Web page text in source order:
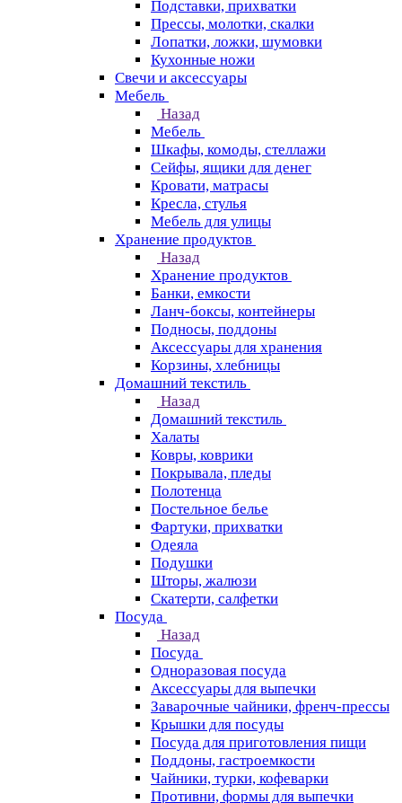
Подставки, прихватки
Прессы, молотки, скалки
Лопатки, ложки, шумовки
Кухонные ножи
Свечи и аксессуары
Мебель
Назад
Мебель
Шкафы, комоды, стеллажи
Сейфы, ящики для денег
Кровати, матрасы
Кресла, стулья
Мебель для улицы
Хранение продуктов
Назад
Хранение продуктов
Банки, емкости
Ланч-боксы, контейнеры
Подносы, поддоны
Аксессуары для хранения
Корзины, хлебницы
Домашний текстиль
Назад
Домашний текстиль
Халаты
Ковры, коврики
Покрывала, пледы
Полотенца
Постельное белье
Фартуки, прихватки
Одеяла
Подушки
Шторы, жалюзи
Скатерти, салфетки
Посуда
Назад
Посуда
Одноразовая посуда
Аксессуары для выпечки
Заварочные чайники, френч-прессы
Крышки для посуды
Посуда для приготовления пищи
Поддоны, гастроемкости
Чайники, турки, кофеварки
Противни, формы для выпечки